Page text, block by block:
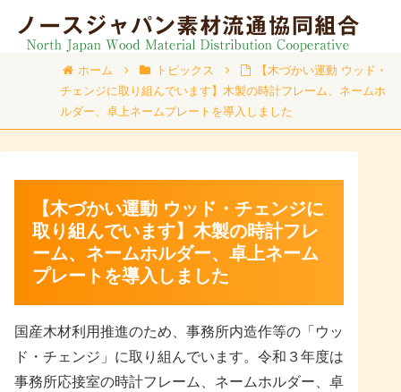
ホーム トピックス
【木づかい運動 ウッド・
チェンジに取り組んでいます】木製の時計フレーム、ネームホ
ルダー、卓上ネームプレートを導入しました
【木づかい運動 ウッド・チェンジに
取り組んでいます】木製の時計フレ
ーム、ネームホルダー、卓上ネーム
プレートを導入しました
国産木材利用推進のため、事務所内造作等の「ウッ
ド・チェンジ」に取り組んでいます。令和３年度は
事務所応接室の時計フレーム、ネームホルダー、卓